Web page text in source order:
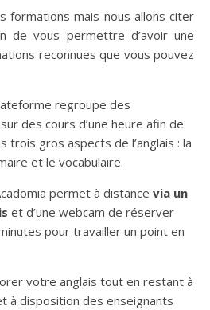
formations mais nous allons citer
de vous permettre d’avoir une
reconnues que vous pouvez
regroupe des
sur des cours d’une heure afin de
trois gros aspects de l’anglais : la
et le vocabulaire.
permet à distance via un
et d’une webcam de réserver
pour travailler un point en
votre anglais tout en restant à
à disposition des enseignants